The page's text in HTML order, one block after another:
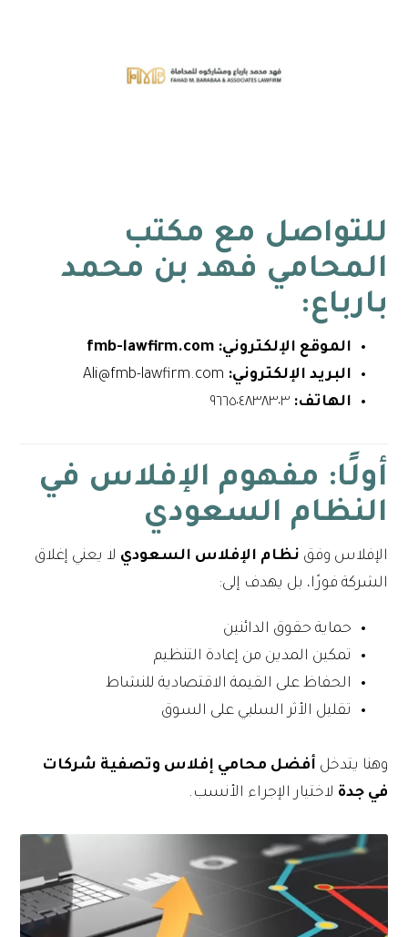
للتواصل مع مكتب
المحامي فهد بن محمد
بارباع:
الموقع الإلكتروني: fmb-lawfirm.com
البريد الإلكتروني: Ali@fmb-lawfirm.com
الهاتف: ٩٦٦٥٠٤٨٣٨٣٠٣
أولًا: مفهوم الإفلاس في
النظام السعودي
الإفلاس وفق نظام الإفلاس السعودي لا يعني إغلاق
الشركة فورًا، بل يهدف إلى:
حماية حقوق الدائنين
تمكين المدين من إعادة التنظيم
الحفاظ على القيمة الاقتصادية للنشاط
تقليل الأثر السلبي على السوق
وهنا يتدخل أفضل محامي إفلاس وتصفية شركات
في جدة لاختيار الإجراء الأنسب.